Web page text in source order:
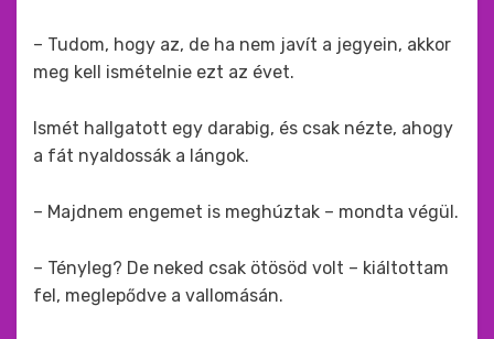
– Tudom, hogy az, de ha nem javít a jegyein, akkor
meg kell ismételnie ezt az évet.
Ismét hallgatott egy darabig, és csak nézte, ahogy
a fát nyaldossák a lángok.
– Majdnem engemet is meghúztak – mondta végül.
– Tényleg? De neked csak ötösöd volt – kiáltottam
fel, meglepődve a vallomásán.